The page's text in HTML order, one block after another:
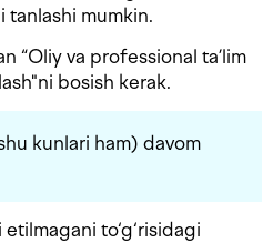
tanlashi mumkin.
“Oliy va professional ta’lim
bosish kerak.
kunlari ham) davom
to‘g‘risidagi